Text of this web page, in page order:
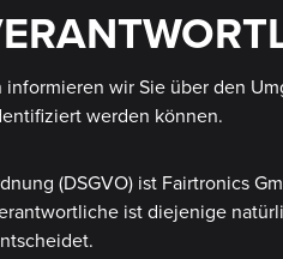
wir Sie über den
werden können.
(DSGVO) ist Fairtronics
ist diejenige